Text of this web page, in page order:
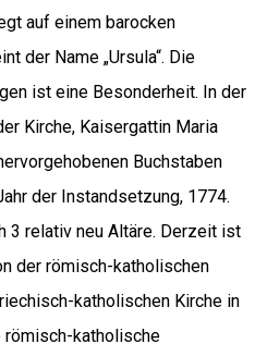
auf einem barocken
der Name „Ursula“. Die
ist eine Besonderheit. In der
Kirche, Kaisergattin Maria
Buchstaben
der Instandsetzung, 1774.
3 relativ neu Altäre. Derzeit ist
der römisch-katholischen
katholischen Kirche in
römisch-katholische